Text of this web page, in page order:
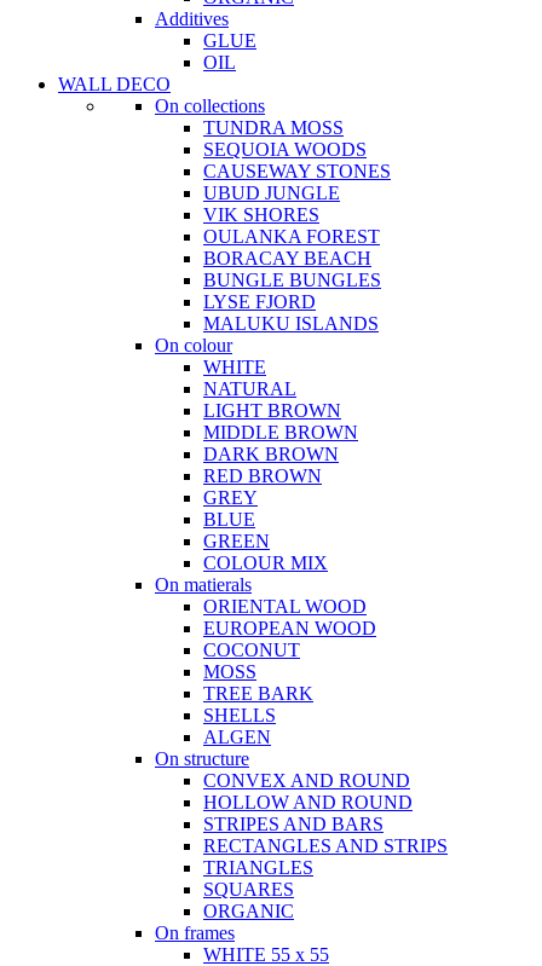
Additives
GLUE
OIL
WALL DECO
On collections
TUNDRA MOSS
SEQUOIA WOODS
CAUSEWAY STONES
UBUD JUNGLE
VIK SHORES
OULANKA FOREST
BORACAY BEACH
BUNGLE BUNGLES
LYSE FJORD
MALUKU ISLANDS
On colour
WHITE
NATURAL
LIGHT BROWN
MIDDLE BROWN
DARK BROWN
RED BROWN
GREY
BLUE
GREEN
COLOUR MIX
On matierals
ORIENTAL WOOD
EUROPEAN WOOD
COCONUT
MOSS
TREE BARK
SHELLS
ALGEN
On structure
CONVEX AND ROUND
HOLLOW AND ROUND
STRIPES AND BARS
RECTANGLES AND STRIPS
TRIANGLES
SQUARES
ORGANIC
On frames
WHITE 55 x 55